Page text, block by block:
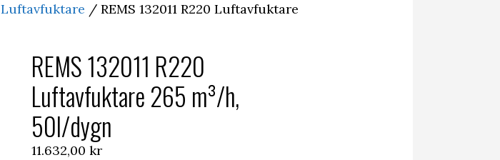
Luftavfuktare / REMS 132011 R220 Luftavfuktare
REMS 132011 R220
Luftavfuktare 265 m³/h,
50l/dygn
11.632,00 kr